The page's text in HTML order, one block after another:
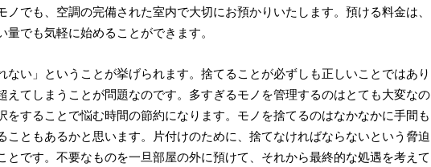
でも、空調の完備された室内で大切にお預かりいたします。預ける料金は、
でも気軽に始めることができます。
ない」ということが挙げられます。捨てることが必ずしも正しいことではあり
えてしまうことが問題なのです。多すぎるモノを管理するのはとても大変なの
をすることで悩む時間の節約になります。モノを捨てるのはなかなかに手間も
ともあるかと思います。片付けのために、捨てなければならないという脅迫
です。不要なものを一旦部屋の外に預けて、それから最終的な処遇を考えて